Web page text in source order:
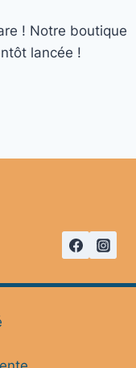
! Notre boutique
lancée !